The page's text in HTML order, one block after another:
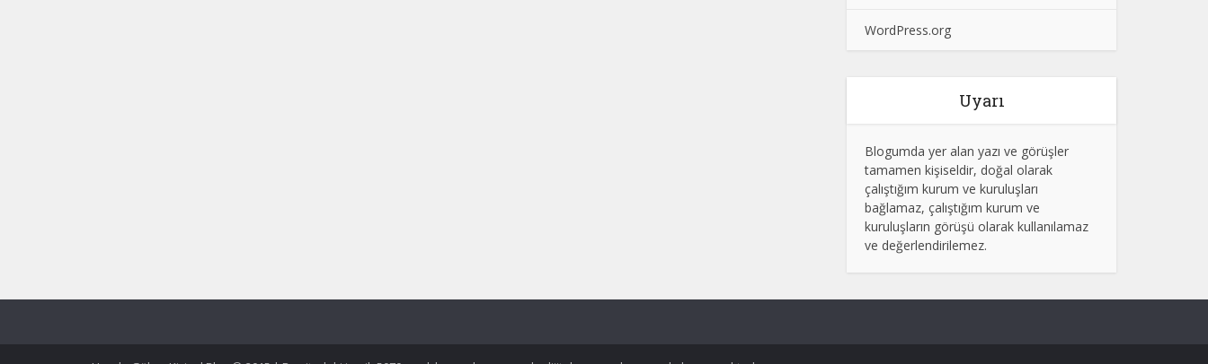
WordPress.org
Uyarı
Blogumda yer alan yazı ve görüşler
tamamen kişiseldir, doğal olarak
çalıştığım kurum ve kuruluşları
bağlamaz, çalıştığım kurum ve
kuruluşların görüşü olarak kullanılamaz
ve değerlendirilemez.